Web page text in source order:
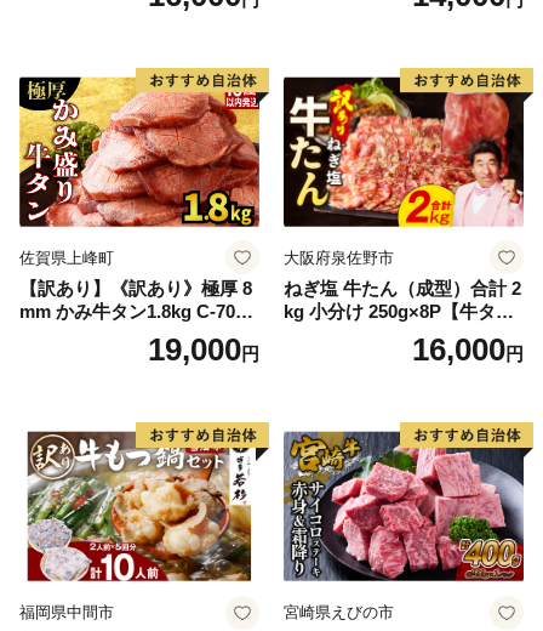
厚切り タン
佐賀県上峰町
【訳あり】《訳あり》極厚 8
mm かみ牛タン1.8kg C-709-
19,000円
大阪府泉佐野市
ねぎ塩 牛たん（成型）合計 2
kg 小分け 250g×8P【牛タン
牛肉 焼肉用 薄切り 訳あり サ
16,000円
福岡県中間市 宮崎県えびの市